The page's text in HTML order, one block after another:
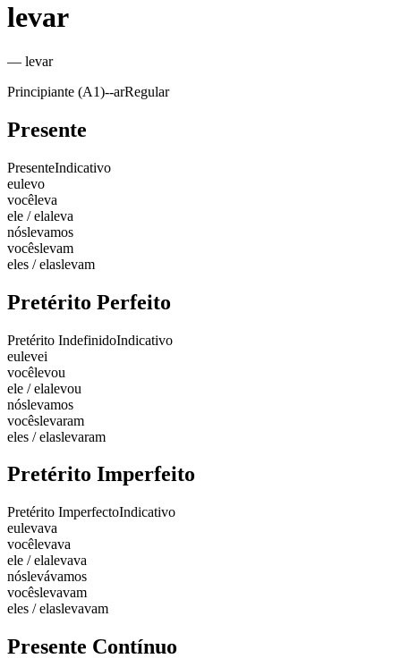
levar
— levar
Principiante (A1)--arRegular
Presente
PresenteIndicativo
eulevo
vocêleva
ele / elaleva
nóslevamos
vocêslevam
eles / elaslevam
Pretérito Perfeito
Pretérito IndefinidoIndicativo
eulevei
vocêlevou
ele / elalevou
nóslevamos
vocêslevaram
eles / elaslevaram
Pretérito Imperfeito
Pretérito ImperfectoIndicativo
eulevava
vocêlevava
ele / elalevava
nóslevávamos
vocêslevavam
eles / elaslevavam
Presente Contínuo